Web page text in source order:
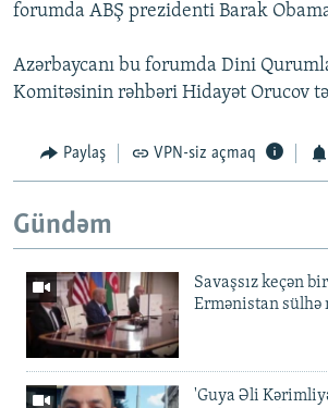
forumda ABŞ prezidenti Barak
Azərbaycanı bu forumda Dini
Komitəsinin rəhbəri Hidayət Orucov
Paylaş VPN-siz açmaq
Gündəm
Savaşsız keçən
Ermənistan sülhə
'Guya Əli